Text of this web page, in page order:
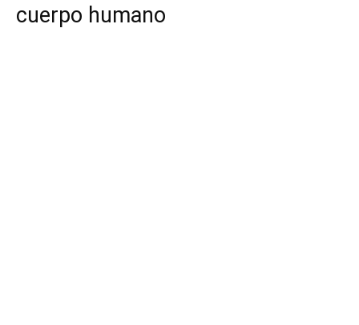
cuerpo humano